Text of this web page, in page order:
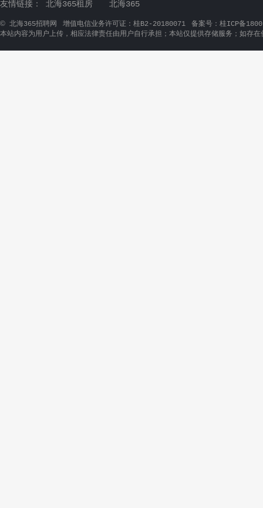
友情链接： 北海365租房 北海365
© 北海365招聘网 增值电信业务许可证：桂B2-20180071
备案号：桂ICP备
本站内容为用户上传，相应法律责任由用户自行承担；本站仅提供存储服务；如存